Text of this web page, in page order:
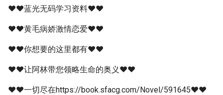
❤❤蓝光无码学习资料❤❤
❤❤黄毛病娇激情恋爱❤❤
❤❤你想要的这里都有❤❤
❤❤让阿林带您领略生命的奥义❤❤
❤❤一切尽在https://book.sfacg.com/Novel/591645❤❤